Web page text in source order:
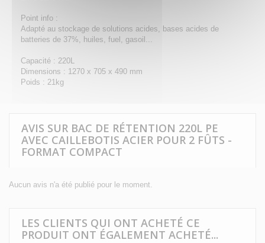
Point info :
Adapté au stockage de solutions acides, bases acides de
batteries de 37%, huiles, fuel, gasoil...
Capacité : 220L
Dimensions : 1270 x 705 x 490 mm
Poids : 21kg
AVIS SUR BAC DE RÉTENTION 220L PE
AVEC CAILLEBOTIS ACIER POUR 2 FÛTS -
FORMAT COMPACT
Aucun avis n'a été publié pour le moment.
LES CLIENTS QUI ONT ACHETÉ CE
PRODUIT ONT ÉGALEMENT ACHETÉ...